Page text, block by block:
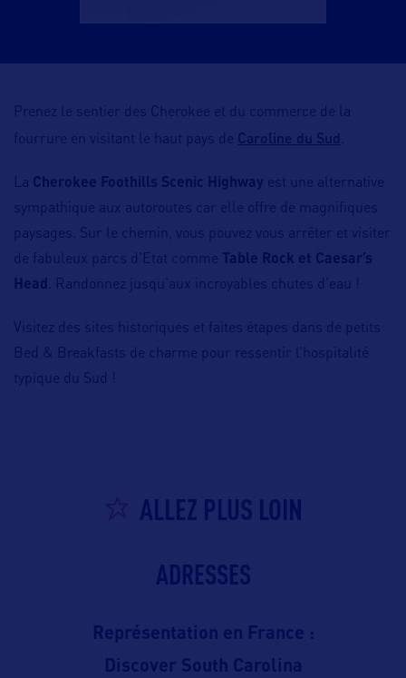
Prenez le sentier des Cherokee et du commerce de la
fourrure en visitant le haut pays de Caroline du Sud
La Cherokee Foothills Scenic Highway est une alternative
sympathique aux autoroutes car elle offre de magnifiques
paysages. Sur le chemin, vous pouvez vous arrêter et visiter
de fabuleux parcs d’Etat comme
Table Rock et Caesar’s
Head
. Randonnez jusqu’aux incroyables chutes d’eau !
Visitez des sites historiques et faites étapes dans de petits
Bed & Breakfasts de charme pour ressentir l’hospitalité
typique du Sud !
ALLEZ PLUS LOIN
ADRESSES
Représentation en France :
Discover South Carolina